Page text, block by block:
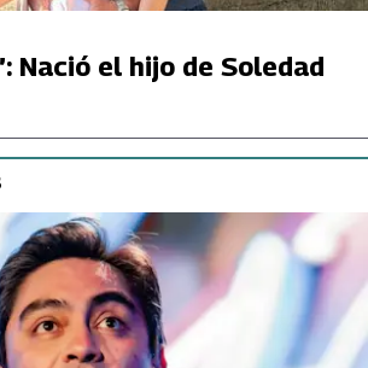
Nació el hijo de Soledad